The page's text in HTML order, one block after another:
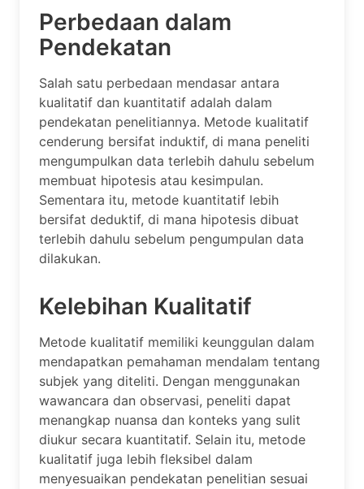
Perbedaan dalam
Pendekatan
Salah satu perbedaan mendasar antara
kualitatif dan kuantitatif adalah dalam
pendekatan penelitiannya. Metode kualitatif
cenderung bersifat induktif, di mana peneliti
mengumpulkan data terlebih dahulu sebelum
membuat hipotesis atau kesimpulan.
Sementara itu, metode kuantitatif lebih
bersifat deduktif, di mana hipotesis dibuat
terlebih dahulu sebelum pengumpulan data
dilakukan.
Kelebihan Kualitatif
Metode kualitatif memiliki keunggulan dalam
mendapatkan pemahaman mendalam tentang
subjek yang diteliti. Dengan menggunakan
wawancara dan observasi, peneliti dapat
menangkap nuansa dan konteks yang sulit
diukur secara kuantitatif. Selain itu, metode
kualitatif juga lebih fleksibel dalam
menyesuaikan pendekatan penelitian sesuai